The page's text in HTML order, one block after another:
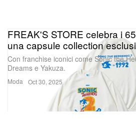
Moda
FREAK'S STORE celebra i
una capsule collection
Con franchise iconici come Sonic the
Dreams e Yakuza.
Oct 30, 2025